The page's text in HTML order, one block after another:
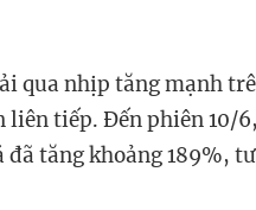
qua nhịp tăng mạnh
liên tiếp. Đến phiên 10/6,
tăng khoảng 189%,